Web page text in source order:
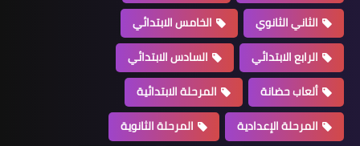
الثاني الثانوي
الخامس الابتدائي
الرابع الابتدائي
السادس الابتدائي
ألعاب حضانة
المرحلة الابتدائية
المرحلة الإعدادية
المرحلة الثانوية